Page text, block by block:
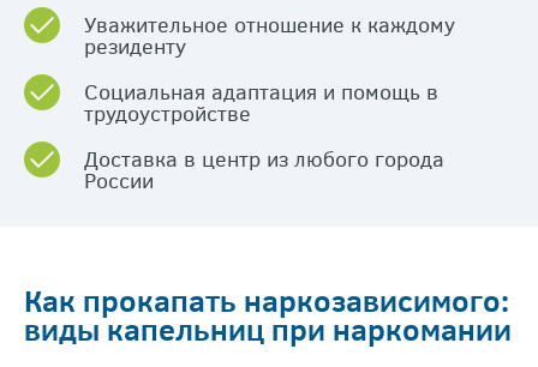
Уважительное отношение к каждому
резиденту
Социальная адаптация и помощь в
трудоустройстве
Доставка в центр из любого города
России
Как прокапать наркозависимого:
виды капельниц при наркомании